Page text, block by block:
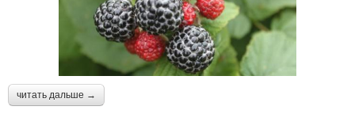
читать дальше →